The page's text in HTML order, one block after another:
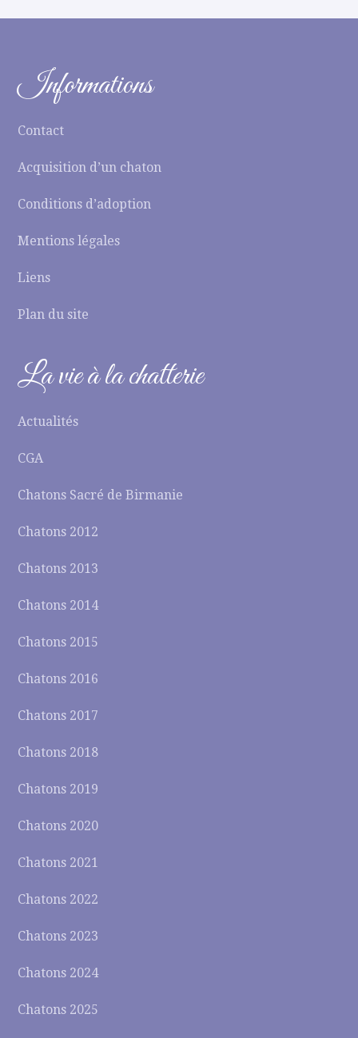
Informations
Contact
Acquisition d’un chaton
Conditions d’adoption
Mentions légales
Liens
Plan du site
La vie à la chatterie
Actualités
CGA
Chatons Sacré de Birmanie
Chatons 2012
Chatons 2013
Chatons 2014
Chatons 2015
Chatons 2016
Chatons 2017
Chatons 2018
Chatons 2019
Chatons 2020
Chatons 2021
Chatons 2022
Chatons 2023
Chatons 2024
Chatons 2025